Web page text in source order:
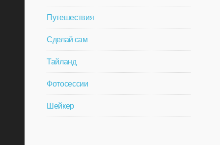
Путешествия
Сделай сам
Тайланд
Фотосессии
Шейкер